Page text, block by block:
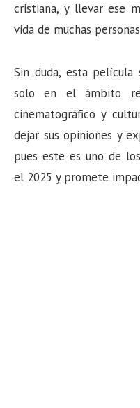
cristiana, y llevar ese
vida de muchas
Sin duda, esta película
solo en el ámbito
cinematográfico y
dejar sus opiniones y
pues este es uno de
el 2025 y promete